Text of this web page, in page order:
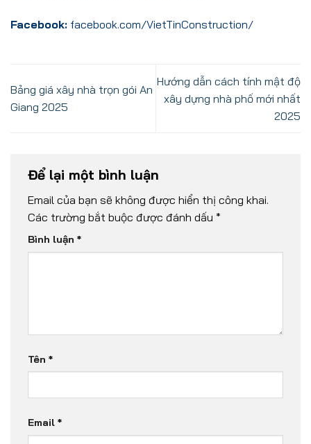
Facebook: facebook.com/VietTinConstruction/
Bảng giá xây nhà trọn gói An
Giang 2025
Hướng dẫn cách tính mật độ
xây dựng nhà phố mới nhất
2025
Để lại một bình luận
Email của bạn sẽ không được hiển thị công khai.
Các trường bắt buộc được đánh dấu *
Bình luận *
Tên *
Email *